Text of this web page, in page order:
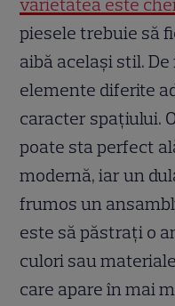
varietatea este
piesele trebuie să
aibă același stil.
elemente diferite
caracter spațiului.
poate sta perfect
modernă, iar un
frumos un
este să păstrați o
culori sau
care apare în mai